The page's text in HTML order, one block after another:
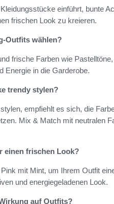
einführt, bunte
frischen Look zu kreieren.
Outfits wählen?
frische Farben wie
Energie in die Garderobe.
trendy stylen?
empfiehlt es sich, die
Mix & Match mit neutralen
einen frischen Look?
mit Mint, um Ihrem Outfit
und energiegeladenen Look.
auf Outfits?